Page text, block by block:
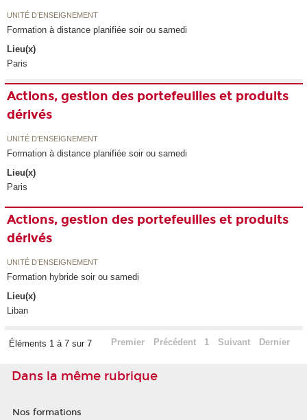
UNITÉ D’ENSEIGNEMENT
Formation à distance planifiée soir ou samedi
Lieu(x)
Paris
Actions, gestion des portefeuilles et produits
dérivés
UNITÉ D’ENSEIGNEMENT
Formation à distance planifiée soir ou samedi
Lieu(x)
Paris
Actions, gestion des portefeuilles et produits
dérivés
UNITÉ D’ENSEIGNEMENT
Formation hybride soir ou samedi
Lieu(x)
Liban
Éléments 1 à 7 sur 7 Premier Précédent 1 Suivant Dernier
Dans la même rubrique
Nos formations